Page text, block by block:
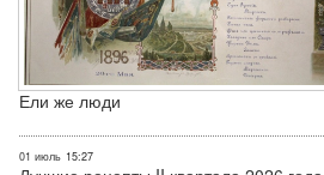
Ели же люди
01 июль 15:27